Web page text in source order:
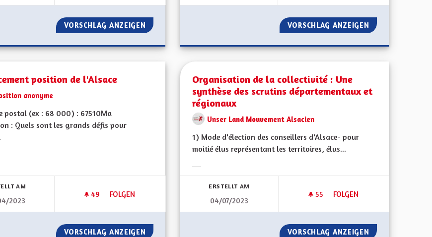
VORSCHLAG ANZEIGEN ACCÉDER À LA PROPRIÉTÉ VORSCHLAG ANZEIGEN A QUOI BON
position de l'Alsace
anonyme
postal (ex : 68 000) : 67510Ma
: Quels sont les grands défis pour
AM
2023
49 49 FOLLOWER
FOLGEN
RENFORCEMENT POSITION DE L'ALSACE
VORSCHLAG ANZEIGEN RENFORCEMENT POSITION DE L'ALSACE
Organisation de la collectivité : Une
synthèse des scrutins départementaux et
régionaux
Unser Land Mouvement Alsacien
1) Mode d'élection des conseillers d'Alsace- pour
moitié élus représentant les territoires, élus...
ERSTELLT AM
04/07/2023
55 55 FOLLOWER
FOLGEN
ORGANISATION DE LA
VORSCHLAG ANZEIGEN ORGANISATION